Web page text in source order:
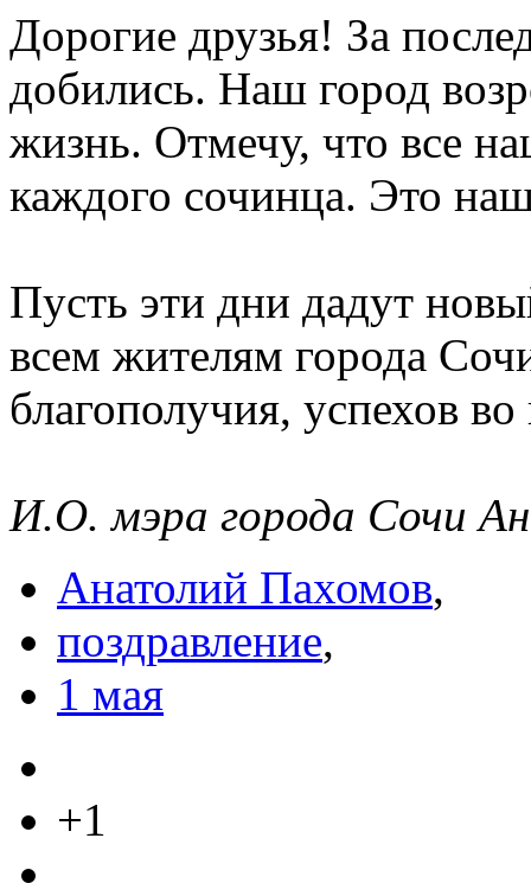
Дорогие друзья! За
добились. Наш город
жизнь. Отмечу, что все
каждого сочинца. Это
Пусть эти дни дадут
всем жителям города
благополучия, успехов
И.О. мэра города Сочи
Анатолий Пахомов,
поздравление,
1 мая
+1